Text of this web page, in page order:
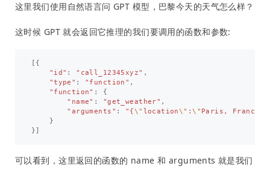
这里我们使用自然语言问 GPT 模型，巴黎今天的天气怎么样？
这时候 GPT 就会返回它推理的我们要调用的函数和参数:
[{
"id" : "call_12345xyz" ,
"type" : "function" ,
"function" :
{
"name" : "get_weather" ,
"arguments" : "{\" location\" :\" Paris, France
}
}]
可以看到，这里返回的函数的 name 和 arguments 就是我们